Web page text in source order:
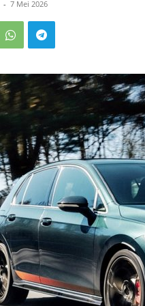
- 7 Mei 2026